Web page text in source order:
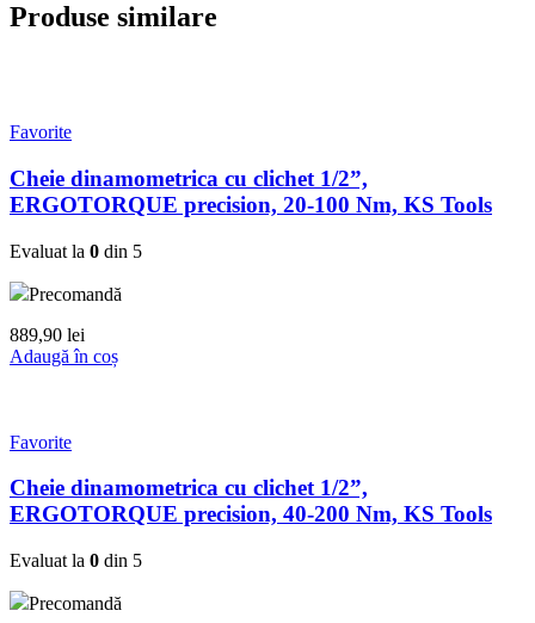
Produse similare
Favorite
Cheie dinamometrica cu clichet 1/2”,
ERGOTORQUE precision, 20-100 Nm, KS Tools
Evaluat la 0 din 5
Precomandă
889,90 lei
Adaugă în coș
Favorite
Cheie dinamometrica cu clichet 1/2”,
ERGOTORQUE precision, 40-200 Nm, KS Tools
Evaluat la 0 din 5
Precomandă